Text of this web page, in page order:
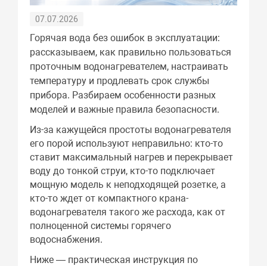
07.07.2026
Горячая вода без ошибок в эксплуатации:
рассказываем, как правильно пользоваться
проточным водонагревателем, настраивать
температуру и продлевать срок службы
прибора. Разбираем особенности разных
моделей и важные правила безопасности.
Из-за кажущейся простоты водонагревателя
его порой используют неправильно: кто-то
ставит максимальный нагрев и перекрывает
воду до тонкой струи, кто-то подключает
мощную модель к неподходящей розетке, а
кто-то ждет от компактного крана-
водонагревателя такого же расхода, как от
полноценной системы горячего
водоснабжения.
Ниже — практическая инструкция по